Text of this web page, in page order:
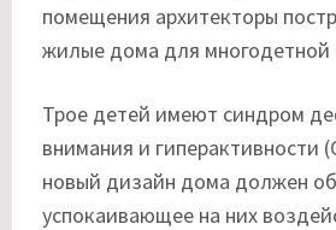
помещения архитекторы
жилые дома для многодетной
Трое детей имеют синдром
внимания и гиперактивности
новый дизайн дома должен
успокаивающее на них